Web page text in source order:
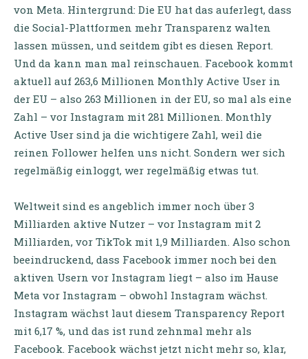
von Meta. Hintergrund: Die EU hat das auferlegt, dass
die Social-Plattformen mehr Transparenz walten
lassen müssen, und seitdem gibt es diesen Report.
Und da kann man mal reinschauen. Facebook kommt
aktuell auf 263,6 Millionen Monthly Active User in
der EU – also 263 Millionen in der EU, so mal als eine
Zahl – vor Instagram mit 281 Millionen. Monthly
Active User sind ja die wichtigere Zahl, weil die
reinen Follower helfen uns nicht. Sondern wer sich
regelmäßig einloggt, wer regelmäßig etwas tut.
Weltweit sind es angeblich immer noch über 3
Milliarden aktive Nutzer – vor Instagram mit 2
Milliarden, vor TikTok mit 1,9 Milliarden. Also schon
beeindruckend, dass Facebook immer noch bei den
aktiven Usern vor Instagram liegt – also im Hause
Meta vor Instagram – obwohl Instagram wächst.
Instagram wächst laut diesem Transparency Report
mit 6,17 %, und das ist rund zehnmal mehr als
Facebook. Facebook wächst jetzt nicht mehr so, klar,